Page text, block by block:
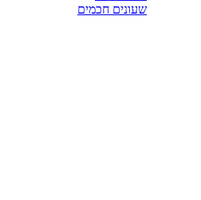
שעונים חכמים